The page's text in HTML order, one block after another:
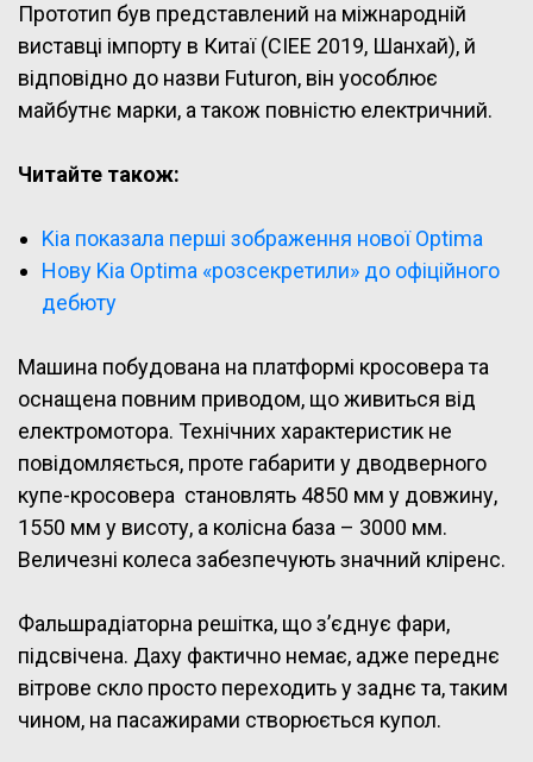
Прототип був представлений на міжнародній
виставці імпорту в Китаї (CIEE 2019, Шанхай), й
відповідно до назви Futuron, він уособлює
майбутнє марки, а також повністю електричний.
Читайте також:
Kia показала перші зображення нової Optima
Нову Kia Optima «розсекретили» до офіційного
дебюту
Машина побудована на платформі кросовера та
оснащена повним приводом, що живиться від
електромотора. Технічних характеристик не
повідомляється, проте габарити у дводверного
купе-кросовера становлять 4850 мм у довжину,
1550 мм у висоту, а колісна база – 3000 мм.
Величезні колеса забезпечують значний кліренс.
Фальшрадіаторна решітка, що з’єднує фари,
підсвічена. Даху фактично немає, адже переднє
вітрове скло просто переходить у заднє та, таким
чином, на пасажирами створюється купол.